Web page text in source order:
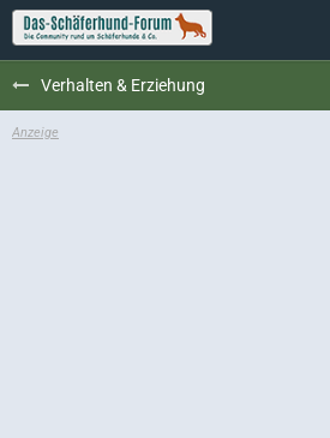
Verhalten & Erziehung